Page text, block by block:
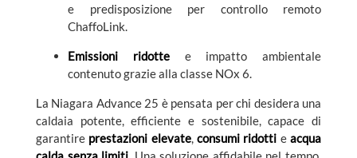
e predisposizione per controllo remoto
ChaffoLink.
Emissioni ridottee impatto ambientale
contenuto grazie alla classe NOx 6.
La Niagara Advance 25 è pensata per chi desidera una
caldaia potente, efficiente e sostenibile, capace di
garantire prestazioni elevate,consumi ridotti eacqua